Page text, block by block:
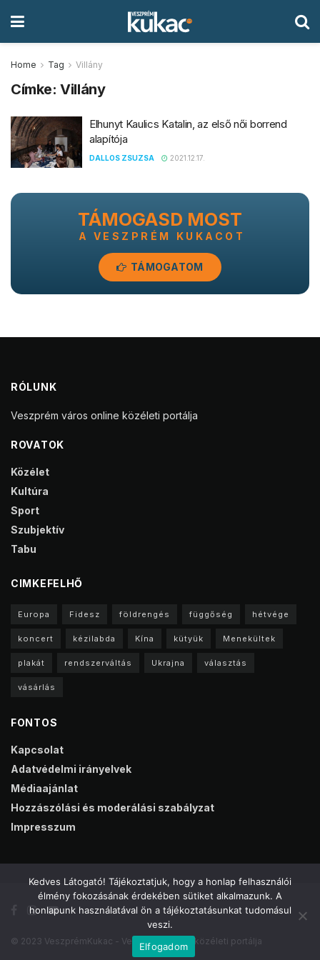
Home Tag Villány
Címke:Villány
Elhunyt Kaulics Katalin, az első női borrend
alapítója
DALLOS ZSUZSA 2021.12.17.
TÁMOGASD MOST
A VESZPRÉM KUKACOT
TÁMOGATOM
RÓLUNK
Veszprém város online közéleti portálja
ROVATOK
Közélet
Kultúra
Sport
Szubjektív
Tabu
CIMKEFELHŐ
Europa Fidesz földrengés függőség hétvége
koncert kézilabda Kína kütyük Menekültek
plakát rendszerváltás Ukrajna választás
vásárlás
FONTOS
Kapcsolat
Adatvédelmi irányelvek
Médiaajánlat
Hozzászólási és moderálási szabályzat
Impresszum
© 2023 VeszprémKukac - Veszprém online közéleti portálja
Kedves Látogató! Tájékoztatjuk, hogy a honlap felhasználói
élmény fokozásának érdekében sütiket alkalmazunk. A
honlapunk használatával ön a tájékoztatásunkat tudomásul
veszi.
Elfogadom